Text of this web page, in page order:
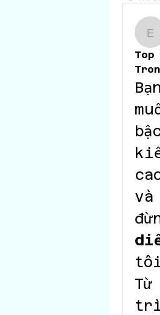
Top